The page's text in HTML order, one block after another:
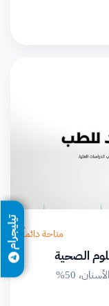
متاحة دائماً
الصحية
30% للأطباء المستقبليين، 50% جوّد للطب والأسنان، 50%
تيليجرام